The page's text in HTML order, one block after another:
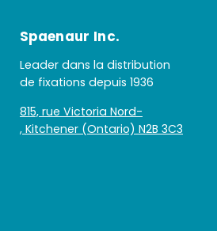
Spaenaur Inc.
Leader dans la distribution
de fixations depuis 1936
815, rue Victoria Nord-
, Kitchener (Ontario) N2B 3C3